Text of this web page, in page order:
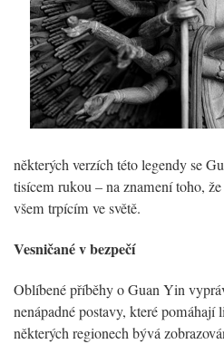
některých verzích této legendy se
tisícem rukou – na znamení toho,
všem trpícím ve světě.
Vesničané v bezpečí
Oblíbené příběhy o Guan Yin
nenápadné postavy, které pomáhají
některých regionech bývá